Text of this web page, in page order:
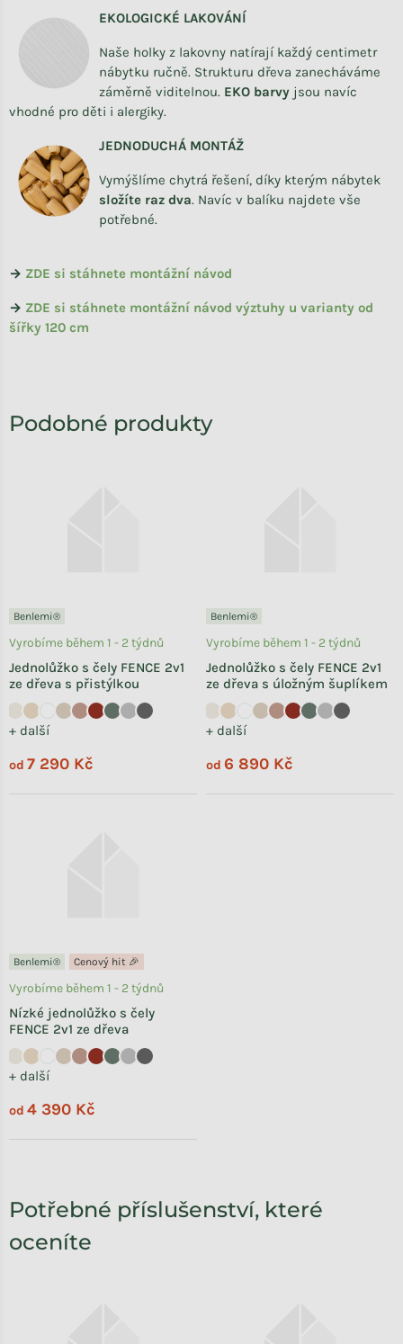
EKOLOGICKÉ LAKOVÁNÍ
Naše holky z lakovny natírají každý centimetr
nábytku ručně. Strukturu dřeva zanecháváme
záměrně viditelnou. EKO barvy jsou navíc
vhodné pro děti i alergiky.
JEDNODUCHÁ MONTÁŽ
Vymýšlíme chytrá řešení, díky kterým nábytek
složíte raz dva. Navíc v balíku najdete vše
potřebné.
→ ZDE si stáhnete montážní návod
→ ZDE si stáhnete montážní návod výztuhy u varianty od
šířky 120 cm
Benlemi®
Jednolůžko s čely FENCE 2v1
ze dřeva s přistýlkou
+ další
Vyrobíme během 1 - 2 týdnů
od 7 290 Kč
Benlemi®
Jednolůžko s čely FENCE 2v1
ze dřeva s úložným šuplíkem
+ další
Vyrobíme během 1 - 2 týdnů
od 6 890 Kč
Benlemi® Cenový hit 🎉
Nízké jednolůžko s čely
FENCE 2v1 ze dřeva
+ další
Vyrobíme během 1 - 2 týdnů
od 4 390 Kč
Potřebné příslušenství, které
oceníte